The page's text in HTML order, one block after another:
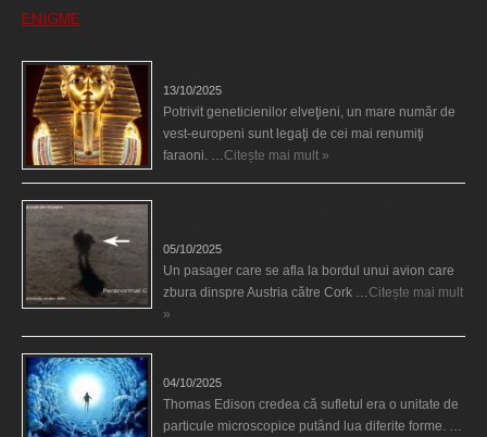
ENIGME
13/10/2025
Potrivit geneticienilor elveţieni, un mare număr de
vest-europeni sunt legaţi de cei mai renumiţi
faraoni. …Citește mai mult »
05/10/2025
Un pasager care se afla la bordul unui avion care
zbura dinspre Austria către Cork …Citește mai mult
»
04/10/2025
Thomas Edison credea că sufletul era o unitate de
particule microscopice putând lua diferite forme. …